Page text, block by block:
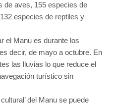
de aves, 155 especies de
especies de reptiles y
el Manu es durante los
decir, de mayo a octubre. En
las lluvias lo que reduce el
turístico sin
del Manu se puede